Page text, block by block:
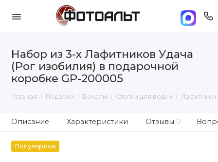
Набор из 3-х Лафитников Удача
(Рог изобилия) в подарочной
коробке GP-200005
Главная Подарки Бокалы Стопки для водки Лафитники
Описание Характеристики Отзывы 0
Популярное